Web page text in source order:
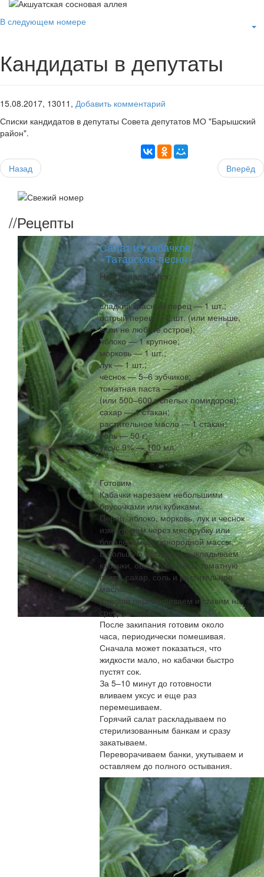
В следующем номере
Кандидаты в депутаты
15.08.2017, 13011, Добавить комментарий
Списки кандидатов в депутаты Совета депутатов МО "Барышский
район".
Назад Вперёд
//Рецепты
Салат из кабачков
«Татарская песня»
Нам понадобится:
кабачки — 2 кг;
сладкий красный перец — 1 шт.;
острый перец — 2 шт. (или меньше,
если не любите острое);
яблоко — 1 крупное;
морковь — 1 шт.;
лук — 1 шт.;
чеснок — 5–6 зубчиков;
томатная паста — 70 г
(или 500–600 г спелых помидоров);
сахар — 1 стакан;
растительное масло — 1 стакан;
соль — 50 г;
уксус 9% — 100 мл.
Готовим
Кабачки нарезаем небольшими
брусочками или кубиками.
Перец, яблоко, морковь, лук и чеснок
измельчаем через мясорубку или
блендером до однородной массы.
В большую кастрюлю выкладываем
кабачки, овощную смесь, томатную
пасту, сахар, соль и растительное
масло.
Хорошо перемешиваем и ставим на
средний огонь.
После закипания готовим около
часа, периодически помешивая.
Сначала может показаться, что
жидкости мало, но кабачки быстро
пустят сок.
За 5–10 минут до готовности
вливаем уксус и еще раз
перемешиваем.
Горячий салат раскладываем по
стерилизованным банкам и сразу
закатываем.
Переворачиваем банки, укутываем и
оставляем до полного остывания.